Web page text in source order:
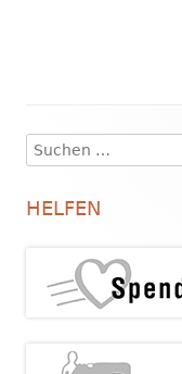
Haupt-
Seitenleiste
Suchen
nach:
HELFEN